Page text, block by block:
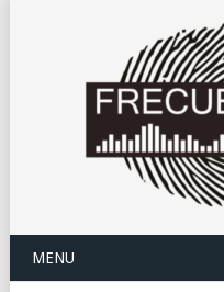
MENU